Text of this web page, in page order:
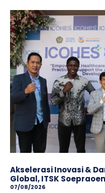
Akselerasi Inovasi &
Global, ITSK
07/08/2026